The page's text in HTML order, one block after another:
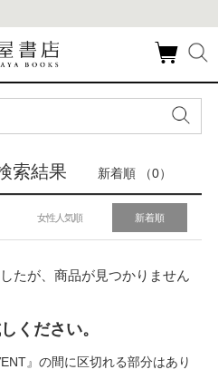
索結果 新着順 （0）
女性人気順 新着順
たが、商品が見つかりません
ください。
』の間に区切れる部分はあり